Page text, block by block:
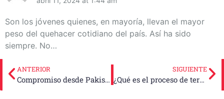
Son los jóvenes quienes, en mayoría, llevan el mayor
peso del quehacer cotidiano del país. Así ha sido
siempre. No…
ANTERIOR
Compromiso desde Pakistán con acciones de solidaridad con Cuba
SIGUIENTE
¿Qué es el proceso de termoconversión para tratar el crudo cubano?